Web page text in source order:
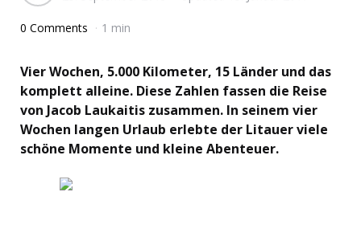
0 Comments 1 min
Vier Wochen, 5.000 Kilometer, 15 Länder und das
komplett alleine. Diese Zahlen fassen die Reise
von Jacob Laukaitis zusammen. In seinem vier
Wochen langen Urlaub erlebte der Litauer viele
schöne Momente und kleine Abenteuer.